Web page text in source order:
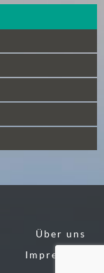
Über uns
Impressum